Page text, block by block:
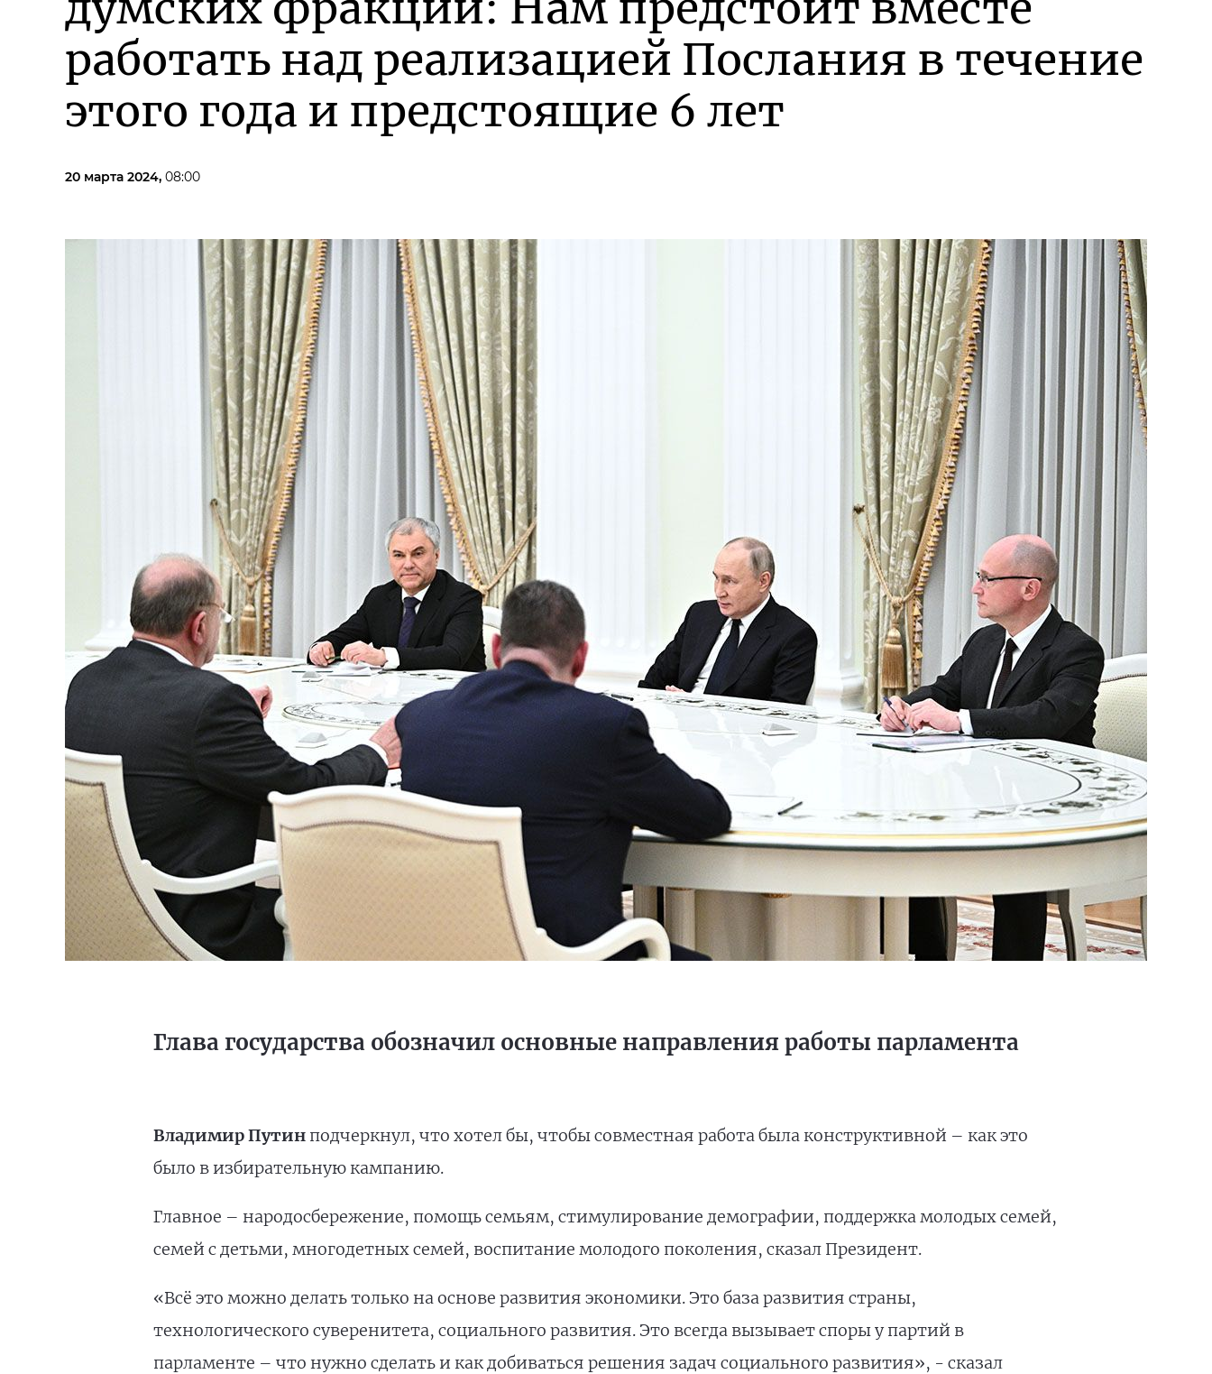
работать над реализацией Послания в течение
этого года и предстоящие 6 лет
20 марта 2024, 08:00
Глава государства обозначил основные направления работы парламента
Владимир Путинподчеркнул, что хотел бы, чтобы совместная работа была конструктивной – как это
было в избирательную кампанию.
Главное – народосбережение, помощь семьям, стимулирование демографии, поддержка молодых семей,
семей с детьми, многодетных семей, воспитание молодого поколения, сказал Президент.
«Всё это можно делать только на основе развития экономики. Это база развития страны,
технологического суверенитета, социального развития. Это всегда вызывает споры у партий в
парламенте – что нужно сделать и как добиваться решения задач социального развития», - сказал